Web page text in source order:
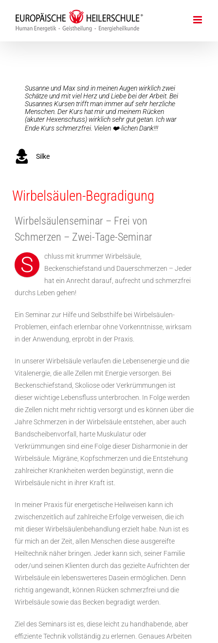
Inhalt
springen
Susanne und Max sind in meinen Augen wirklich zwei
Schätze und mit viel Herz und Liebe bei der Arbeit. Bei
Susannes Kursen trifft man immer auf sehr herzliche
Menschen. Der Kurs hat mir und meinem Rücken
(akuter Hexenschuss) wirklich sehr gut getan. Ich war
Ende Kurs schmerzfrei. Vielen ❤️-lichen Dank!!!
Silke
Es ist immer wieder faszinierend was alles geht und
was man erlebt. Ich kann es nur weiter empfehlen vielen
lieben Dank Susanne. Liebe Grüße Simone
Simone
Sehr spannendes Seminar mit vielen neuen Leuten. Ist
eine super Erfahrung.
Gottfried
Wirbelsäulen-Begradigung
Wirbelsäulenseminar – Frei von
Schmerzen – Zwei-Tage-Seminar
S
chluss mit krummer Wirbelsäule,
Beckenschiefstand und Dauerschmerzen – Jeder
hat ein Anrecht darauf, aufrecht und schmerzfrei
durchs Leben gehen!
Ein Seminar zur Hilfe und Selbsthilfe bei Wirbelsäulen-
Problemen, einfach erlernbar ohne Vorkenntnisse, wirksam
in der Anwendung, erprobt in der Praxis.
In unserer Wirbelsäule verlaufen die Lebensenergie und die
Vitalenergie, die alle Zellen mit Energie versorgen. Bei
Beckenschiefstand, Skoliose oder Verkrümmungen ist
dieser wichtige Lebensfluss unterbrochen. In Folge werden
die Zellen nicht mehr richtig versorgt und es können über die
Jahre Schmerzen in der Wirbelsäule entstehen, aber auch
Bandscheibenvorfall, harte Muskulatur oder
Verkrümmungen sind eine Folge dieser Disharmonie in der
Wirbelsäule. Migräne, Kopfschmerzen und die Entstehung
zahlreicher Krankheiten werden begünstigt, wenn die
Wirbelsäule nicht in ihrer Kraft ist.
In meiner Praxis für energetische Heilweisen kann ich
zwischenzeitlich auf zahlreiche Erfolge verweisen, die ich
mit dieser Wirbelsäulenbehandlung erzielt habe. Nun ist es
für mich an der Zeit, allen Menschen diese ausgereifte
Heiltechnik näher bringen. Jeder kann sich, seiner Familie
oder/und seinen Klienten durch das gezielte Aufrichten der
Wirbelsäule ein lebenswerteres Dasein ermöglichen. Denn
richtig angewandt, können Rücken schmerzfrei und die
Wirbelsäule sowie das Becken begradigt werden.
Ziel des Seminars ist es, diese leicht zu handhabende, aber
effiziente Technik vollständig zu erlernen. Genaues Arbeiten